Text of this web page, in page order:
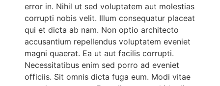
error in. Nihil ut sed voluptatem aut molestias
corrupti nobis velit. Illum consequatur placeat
qui et dicta ab nam. Non optio architecto
accusantium repellendus voluptatem eveniet
magni quaerat. Ea ut aut facilis corrupti.
Necessitatibus enim sed porro ad eveniet
officiis. Sit omnis dicta fuga eum. Modi vitae